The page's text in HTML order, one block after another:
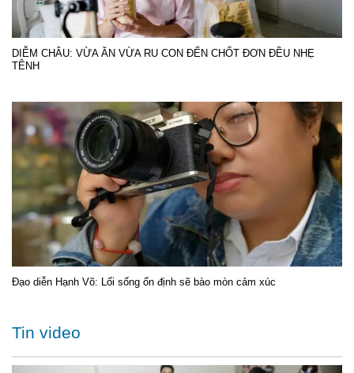
DIỄM CHÂU: VỪA ĂN VỪA RU CON ĐẾN CHỐT ĐƠN ĐỀU NHẸ
TÊNH
Đạo diễn Hạnh Võ: Lối sống ổn định sẽ bào mòn cảm xúc
Tin video